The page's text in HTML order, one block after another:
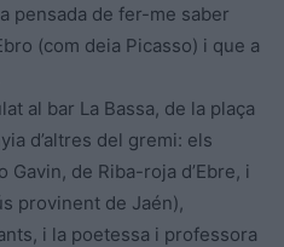
pensada de fer-me saber
(com deia Picasso) i que a
al bar La Bassa, de la plaça
d’altres del gremi: els
Gavin, de Riba-roja d’Ebre, i
provinent de Jaén),
i la poetessa i professora